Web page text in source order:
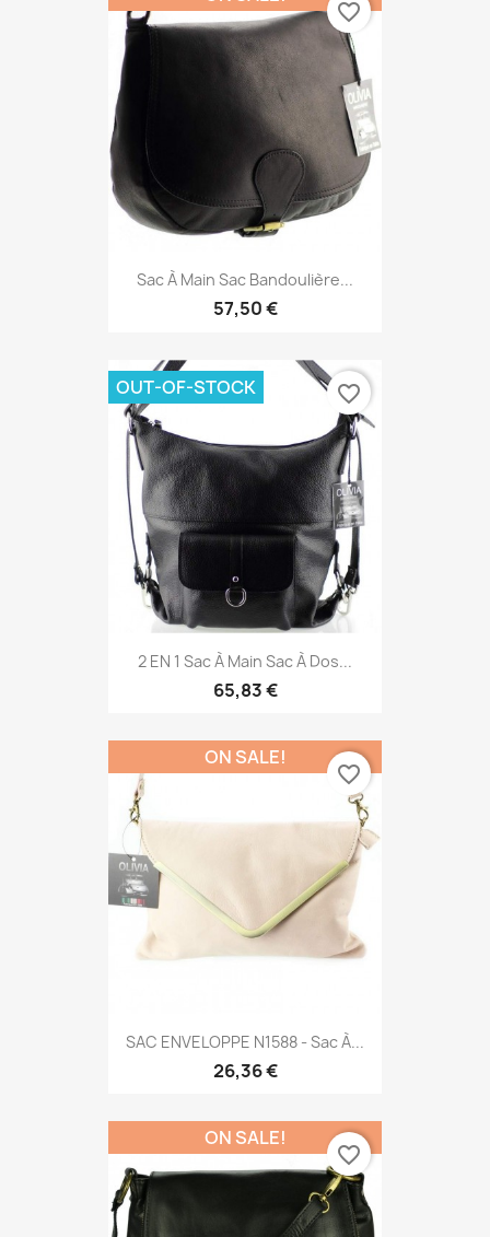
Sac À Main Sac Bandoulière...
57,50 €
favorite_border
2 EN 1 Sac À Main Sac À Dos...
65,83 €
OUT-OF-STOCK favorite_border
SAC ENVELOPPE N1588 - Sac À...
26,36 €
ON SALE!
favorite_border
ON SALE!
favorite_border